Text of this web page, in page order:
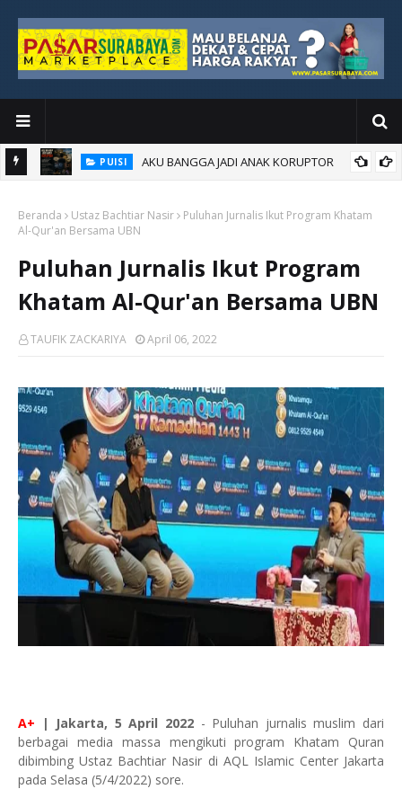
PUISI
AKU BANGGA JADI ANAK KORUPTOR
Beranda Ustaz Bachtiar Nasir
Puluhan Jurnalis Ikut Program Khatam
Al-Qur'an Bersama UBN
Puluhan Jurnalis Ikut Program
Khatam Al-Qur'an Bersama UBN
TAUFIK ZACKARIYA April 06, 2022
A+ | Jakarta, 5 April 2022 - Puluhan jurnalis muslim dari
berbagai media massa mengikuti program Khatam Quran
dibimbing Ustaz Bachtiar Nasir di AQL Islamic Center Jakarta
pada Selasa (5/4/2022) sore.